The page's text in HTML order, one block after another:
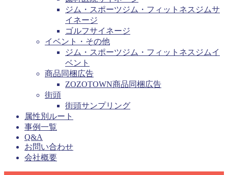
ジム・スポーツジム・フィットネスジムサ
イネージ
ゴルフサイネージ
イベント・その他
ジム・スポーツジム・フィットネスジムイ
ベント
商品同梱広告
ZOZOTOWN商品同梱広告
街頭
街頭サンプリング
属性別ルート
事例一覧
Q&A
お問い合わせ
会社概要